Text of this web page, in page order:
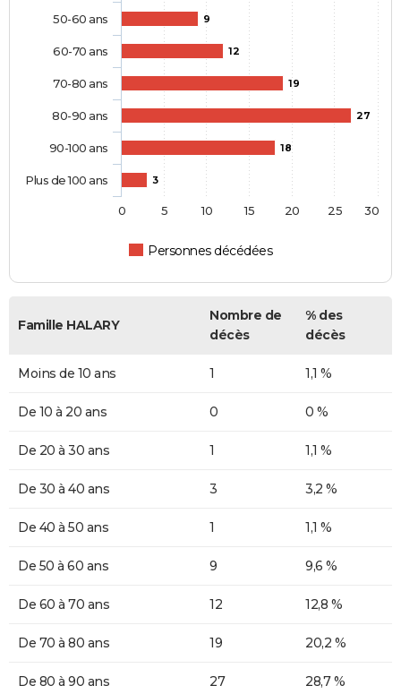
9
12
19
27
18
3
Personnes décédées
50-60 ans
60-70 ans
70-80 ans
80-90 ans
90-100 ans
Plus de 100 ans
0 5 10 15 20 25 30
Famille HALARY
Nombre de
décès
% des
décès
Moins de 10 ans 1 1,1 %
De 10 à 20 ans 0 0 %
De 20 à 30 ans 1 1,1 %
De 30 à 40 ans 3 3,2 %
De 40 à 50 ans 1 1,1 %
De 50 à 60 ans 9 9,6 %
De 60 à 70 ans 12 12,8 %
De 70 à 80 ans 19 20,2 %
De 80 à 90 ans 27 28,7 %